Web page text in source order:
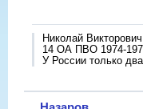
Николай Викторович
14 ОА ПВО 1974-
У России только